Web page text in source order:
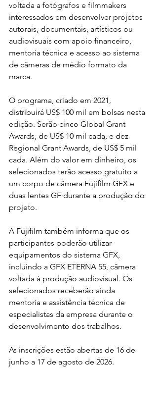
voltada a fotógrafos e filmmakers
interessados em desenvolver projetos
autorais, documentais, artísticos ou
audiovisuais com apoio financeiro,
mentoria técnica e acesso ao sistema
de câmeras de médio formato da
marca.
O programa, criado em 2021,
distribuirá US$ 100 mil em bolsas nesta
edição. Serão cinco Global Grant
Awards, de US$ 10 mil cada, e dez
Regional Grant Awards, de US$ 5 mil
cada. Além do valor em dinheiro, os
selecionados terão acesso gratuito a
um corpo de câmera Fujifilm GFX e
duas lentes GF durante a produção do
projeto.
A Fujifilm também informa que os
participantes poderão utilizar
equipamentos do sistema GFX,
incluindo a GFX ETERNA 55, câmera
voltada à produção audiovisual. Os
selecionados receberão ainda
mentoria e assistência técnica de
especialistas da empresa durante o
desenvolvimento dos trabalhos.
As inscrições estão abertas de 16 de
junho a 17 de agosto de 2026.